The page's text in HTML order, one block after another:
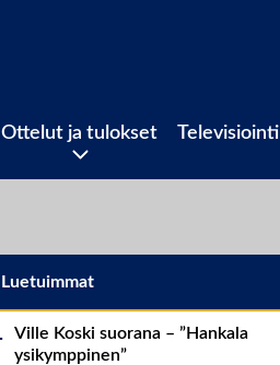
Ottelut ja tulokset Televisiointi
Luetuimmat
Ville Koski suorana – ”Hankala
ysikymppinen”